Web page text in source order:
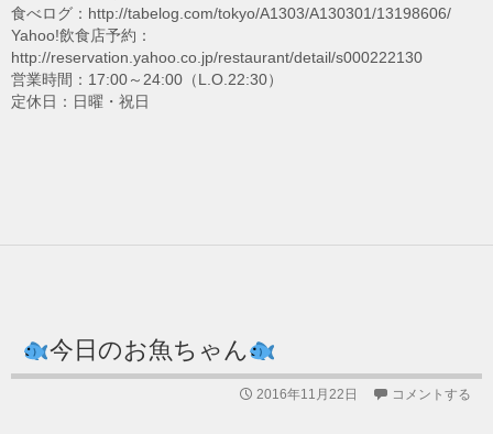
食べログ：http://tabelog.com/tokyo/A1303/A130301/13198606/
Yahoo!飲食店予約：
http://reservation.yahoo.co.jp/restaurant/detail/s000222130
営業時間：17:00～24:00（L.O.22:30）
定休日：日曜・祝日
今日のお魚ちゃん
2016年11月22日 コメントする